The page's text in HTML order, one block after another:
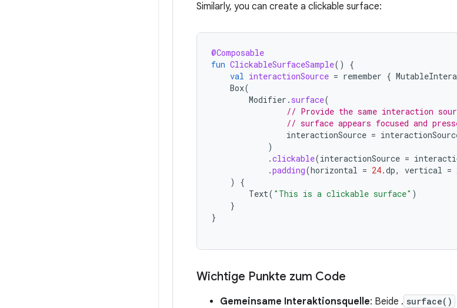
Similarly, you can create a clickable surface:
@Composable
fun ClickableSurfaceSample()
{
val interactionSource = remember {
Box(
Modifier . surface(
// Provide the same interaction
// surface appears focused and
interactionSource =
)
.clickable(interactionSource =
.padding(horizontal = 24.dp, vertical =
)
{
Text( "This is a clickable surface" )
}
}
Wichtige Punkte zum Code
Gemeinsame Interaktionsquelle: Beide . surface()